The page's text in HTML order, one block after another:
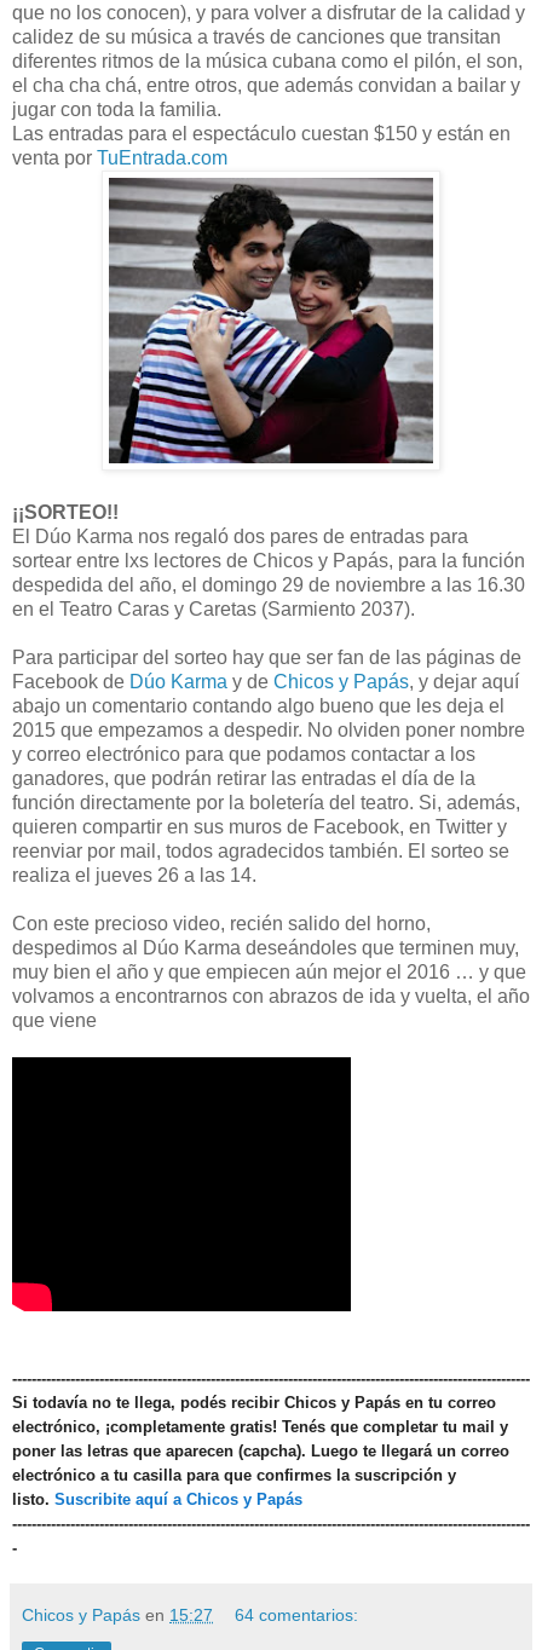
que no los conocen), y para volver a disfrutar de la calidad y
calidez de su música a través de canciones que transitan
diferentes ritmos de la música cubana como el pilón, el son,
el cha cha chá, entre otros, que además convidan a bailar y
jugar con toda la familia.
Las entradas para el espectáculo cuestan $150 y están en
venta por TuEntrada.com
¡¡SORTEO!!
El Dúo Karma nos regaló dos pares de entradas para
sortear entre lxs lectores de Chicos y Papás, para la función
despedida del año, el domingo 29 de noviembre a las 16.30
en el Teatro Caras y Caretas (Sarmiento 2037).
Para participar del sorteo hay que ser fan de las páginas de
Facebook de Dúo Karma y de Chicos y Papás, y dejar aquí
abajo un comentario contando algo bueno que les deja el
2015 que empezamos a despedir. No olviden poner nombre
y correo electrónico para que podamos contactar a los
ganadores, que podrán retirar las entradas el día de la
función directamente por la boletería del teatro. Si, además,
quieren compartir en sus muros de Facebook, en Twitter y
reenviar por mail, todos agradecidos también. El sorteo se
realiza el jueves 26 a las 14.
Con este precioso video, recién salido del horno,
despedimos al Dúo Karma deseándoles que terminen muy,
muy bien el año y que empiecen aún mejor el 2016 … y que
volvamos a encontrarnos con abrazos de ida y vuelta, el año
que viene
-----------------------------------------------------------------------------------------------------------
Si todavía no te llega, podés recibir Chicos y Papás en tu correo
electrónico, ¡completamente gratis! Tenés que completar tu mail y
poner las letras que aparecen (capcha). Luego te llegará un correo
electrónico a tu casilla para que confirmes la suscripción y
listo. Suscribite aquí a Chicos y Papás
-----------------------------------------------------------------------------------------------------------
-
Chicos y Papás en 15:27 64 comentarios: